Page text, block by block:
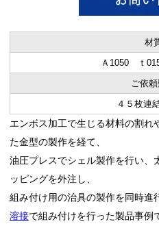
材
Ａ1050 ｔ
ご依
４５枚連
エンボス加工で生じる材料の割れ
た金型の製作を経て、
油圧プレスでシェル製作を行い、
ッピングを外注し、
組み付け用の治具の製作を同時進
溶接で組み付けを行った製品事例